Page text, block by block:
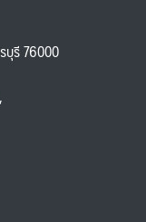
บุรี 76000
,